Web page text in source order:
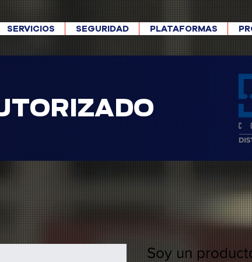
SERVICIOS SEGURIDAD PLATAFORMAS
Soy un